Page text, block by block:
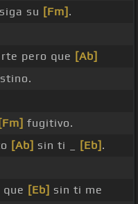
su [Fm] .
pero que [Ab]
[Fm] fugitivo.
[Ab] sin ti _ [Eb] .
[Eb] sin ti me